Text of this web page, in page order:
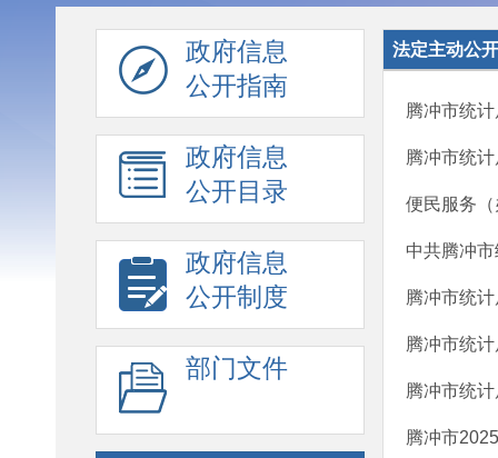
政府信息
公开指南
政府信息
公开目录
政府信息
公开制度
部门文件
法定主动公
腾冲市统
腾冲市统
便民服务
中共腾冲
腾冲市统
腾冲市统
腾冲市统
腾冲市